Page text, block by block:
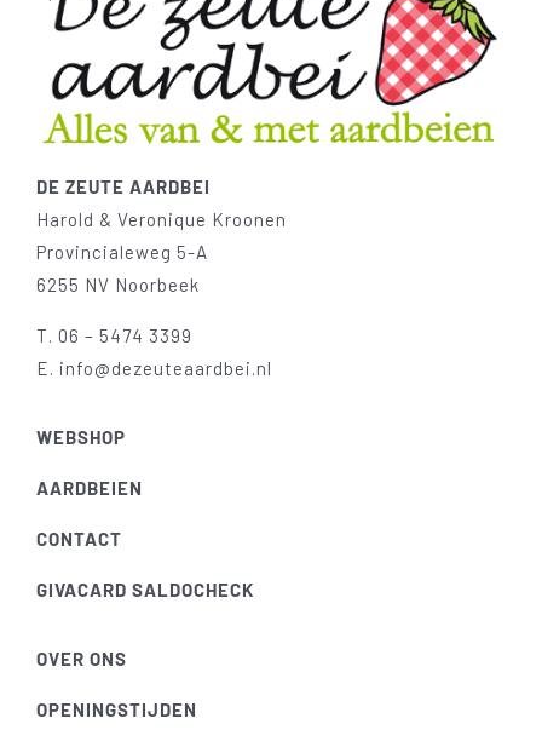
DE ZEUTE AARDBEI
Harold & Veronique Kroonen
Provincialeweg 5-A
6255 NV Noorbeek
T. 06 – 5474 3399
E. info@dezeuteaardbei.nl
WEBSHOP
AARDBEIEN
CONTACT
GIVACARD SALDOCHECK
OVER ONS
OPENINGSTIJDEN